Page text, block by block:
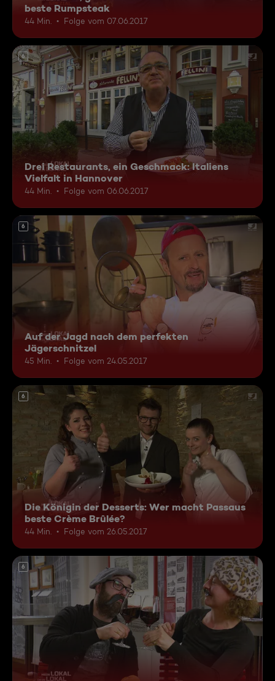
beste Rumpsteak
44 Min. Folge vom 07.06.2017
6
Drei Restaurants, ein Geschmack: Italiens
Vielfalt in Hannover
44 Min. Folge vom 06.06.2017
6
Auf der Jagd nach dem perfekten
Jägerschnitzel
45 Min. Folge vom 24.05.2017
6
Die Königin der Desserts: Wer macht Passaus
beste Crème Brûlée?
44 Min. Folge vom 26.05.2017
6